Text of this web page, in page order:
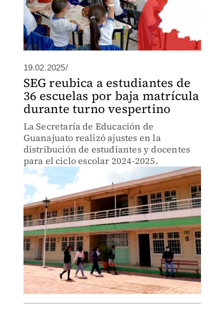
19.02.2025/
SEG reubica a estudiantes de
36 escuelas por baja matrícula
durante turno vespertino
La Secretaría de Educación de
Guanajuato realizó ajustes en la
distribución de estudiantes y docentes
para el ciclo escolar 2024-2025.